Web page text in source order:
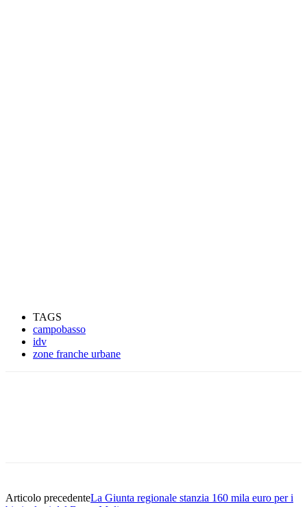
TAGS
campobasso
idv
zone franche urbane
Articolo precedenteLa Giunta regionale stanzia 160 mila euro per i